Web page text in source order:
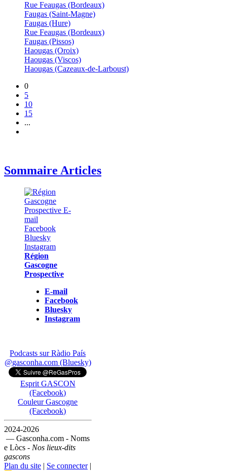
Rue Feaugas (Bordeaux)
Faugas (Saint-Magne)
Faugas (Hure)
Rue Feaugas (Bordeaux)
Faugas (Pissos)
Haougas (Oroix)
Haougas (Viscos)
Haougas (Cazeaux-de-Larboust)
0
5
10
15
...
Sommaire Articles
Région
Gascogne
Prospective
E-mail
Facebook
Bluesky
Instagram
Podcasts sur Ràdio País
@gasconha.com (Bluesky)
Esprit GASCON
(Facebook)
Couleur Gascogne
(Facebook)
2024-2026
— Gasconha.com - Noms
e Lòcs - Nos lieux-dits
gascons
Plan du site | Se connecter|